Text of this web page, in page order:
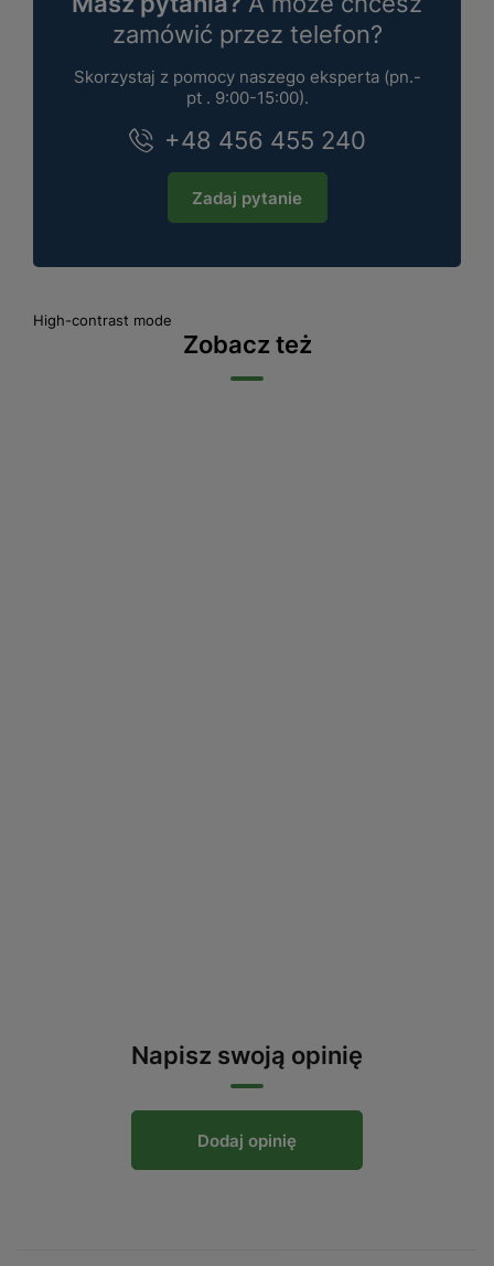
zamówić przez telefon?
Skorzystaj z pomocy naszego eksperta (pn.-
pt . 9:00-15:00).
+48 456 455 240
Zadaj pytanie
High-contrast mode
Zobacz też
Napisz swoją opinię
Dodaj opinię